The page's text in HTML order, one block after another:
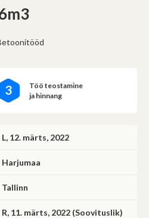
3
Töö teostamine
ja hinnang
L, 12. märts, 2022
Harjumaa
Tallinn
R, 11. märts, 2022 (Soovituslik)
sihtasutus, kool, lasteaed jms)
hankeid